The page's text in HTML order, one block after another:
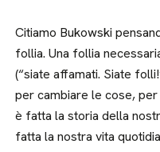
Citiamo Bukowski
follia. Una follia
(“siate affamati. Siate
per cambiare le cose,
è fatta la storia della
fatta la nostra vita